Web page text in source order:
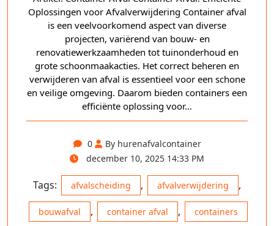
Oplossingen voor Afvalverwijdering Container afval
is een veelvoorkomend aspect van diverse
projecten, variërend van bouw- en
renovatiewerkzaamheden tot tuinonderhoud en
grote schoonmaakacties. Het correct beheren en
verwijderen van afval is essentieel voor een schone
en veilige omgeving. Daarom bieden containers een
efficiënte oplossing voor…
0
By hurenafvalcontainer
december 10, 2025 14:33 PM
Tags: afvalscheiding , afvalverwijdering ,
bouwafval , container afval , containers